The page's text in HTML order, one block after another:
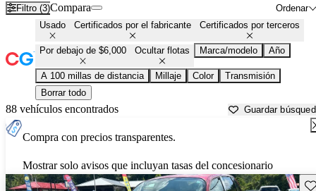
Filtro (3) Ordenar
Compara
Usado Certificados por el fabricante Certificados por terceros
Por debajo de $6,000 Ocultar flotas Marca/modelo Año
A 100 millas de distancia Millaje Color
Transmisión
Borrar todo
88 vehículos encontrados Guardar
Compra con precios transparentes.
Mostrar solo avisos que incluyan tasas del concesionario